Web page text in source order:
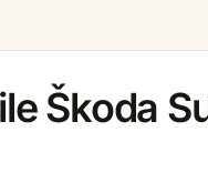
Škoda